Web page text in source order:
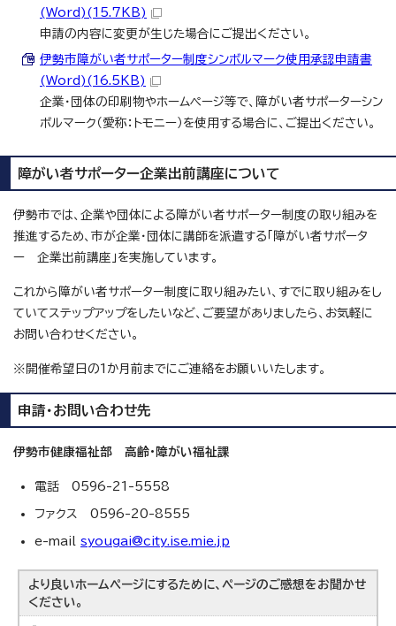
(Word)(15.7KB)
申請の内容に変更が生じた場合にご提出ください。
伊勢市障がい者サポーター制度シンボルマーク使用承認申請書
(Word)(16.5KB)
企業・団体の印刷物やホームページ等で、障がい者サポーターシン
ボルマーク（愛称：トモニー）を使用する場合に、ご提出ください。
障がい者サポーター企業出前講座について
伊勢市では、企業や団体による障がい者サポーター制度の取り組みを
推進するため、市が企業・団体に講師を派遣する「障がい者サポータ
ー 企業出前講座」を実施しています。
これから障がい者サポーター制度に取り組みたい、すでに取り組みをし
ていてステップアップをしたいなど、ご要望がありましたら、お気軽に
お問い合わせください。
※開催希望日の1か月前までにご連絡をお願いいたします。
申請・お問い合わせ先
伊勢市健康福祉部 高齢・障がい福祉課
電話 0596-21-5558
ファクス 0596-20-8555
e-mail syougai@city.ise.mie.jp
より良いホームページにするために、ページのご感想をお聞かせ
ください。